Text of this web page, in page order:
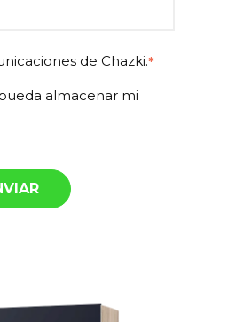
de Chazki.*
almacenar mi